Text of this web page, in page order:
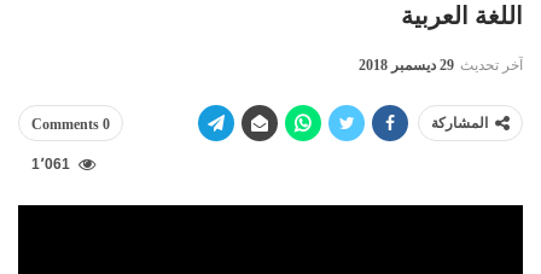
اللغة العربية
آخر تحديث 29 ديسمبر 2018
المشاركة 0 Comments
1٬061